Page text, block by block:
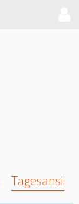
Tagesansicht